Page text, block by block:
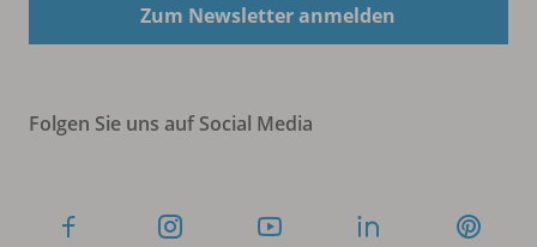
Zum Newsletter anmelden
Folgen Sie uns auf Social Media